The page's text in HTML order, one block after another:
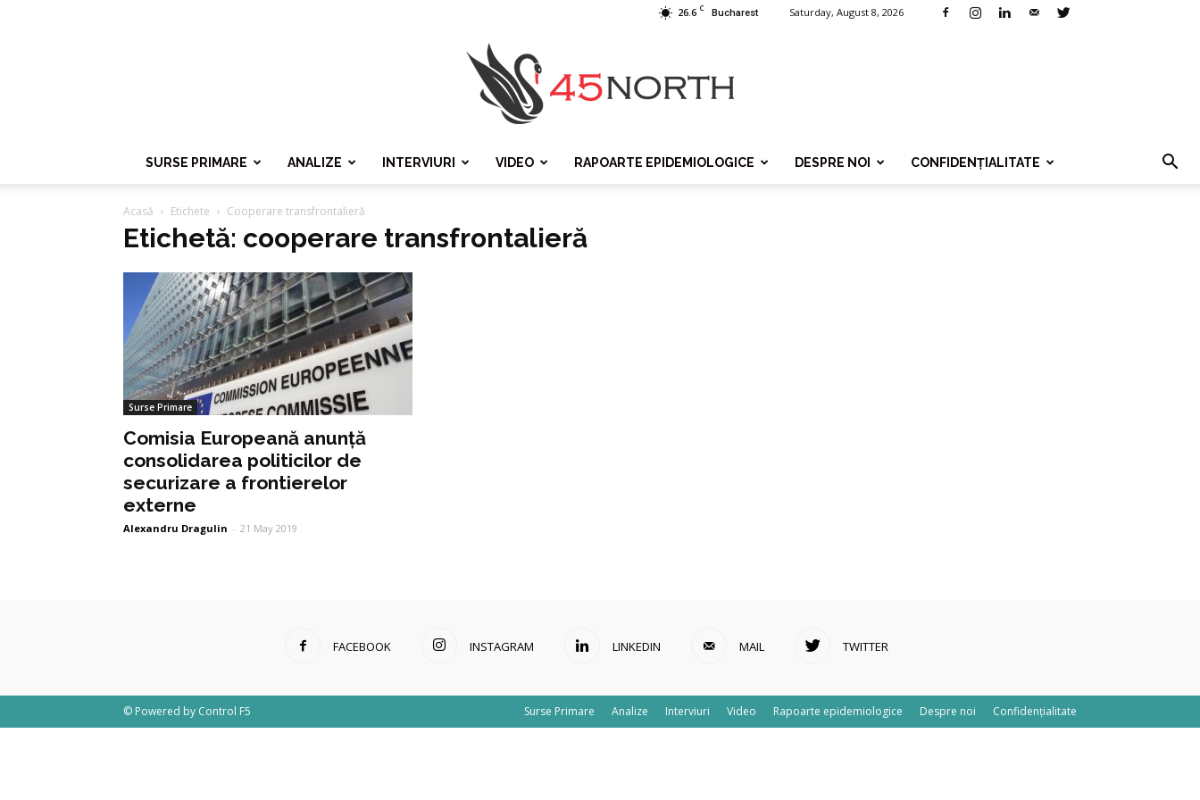
26.6 C Bucharest Saturday, August 8, 2026
SURSE PRIMARE ANALIZE INTERVIURI VIDEO RAPOARTE EPIDEMIOLOGICE DESPRE NOI CONFIDENȚIALITATE
Acasă Etichete Cooperare transfrontalieră
Etichetă: cooperare transfrontalieră
Surse Primare
Comisia Europeană anunță
consolidarea politicilor de
securizare a frontierelor
externe
Alexandru Dragulin - 21 May 2019
FACEBOOK INSTAGRAM LINKEDIN MAIL TWITTER
Surse Primare Analize Interviuri Video Rapoarte epidemiologice Despre noi Confidențialitate
© Powered by Control F5